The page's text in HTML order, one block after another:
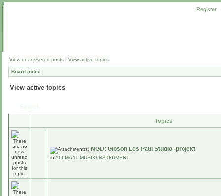
Register
View unanswered posts | View active topics
Board index
View active topics
Topics
NGD: Gibson Les Paul Studio -projekt
in ALLMÄNT MUSIK/INSTRUMENT